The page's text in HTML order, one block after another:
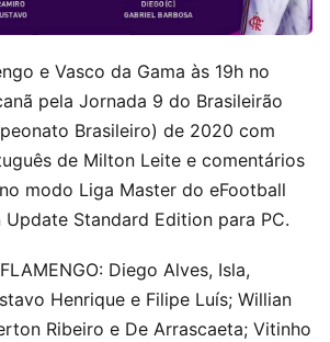
e Vasco da Gama às 19h no
pela Jornada 9 do Brasileirão
Brasileiro) de 2020 com
de Milton Leite e comentários
modo Liga Master do eFootball
Update Standard Edition para PC.
Diego Alves, Isla,
Henrique e Filipe Luís; Willian
Ribeiro e De Arrascaeta; Vitinho